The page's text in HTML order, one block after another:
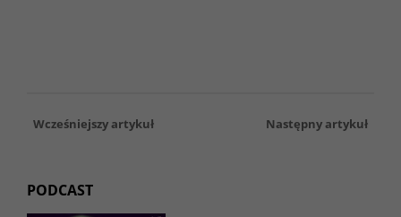
Wcześniejszy artykuł Następny artykuł
PODCAST